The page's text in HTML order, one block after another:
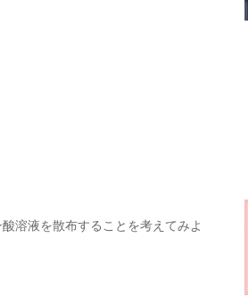
溶液を散布することを考えてみよ